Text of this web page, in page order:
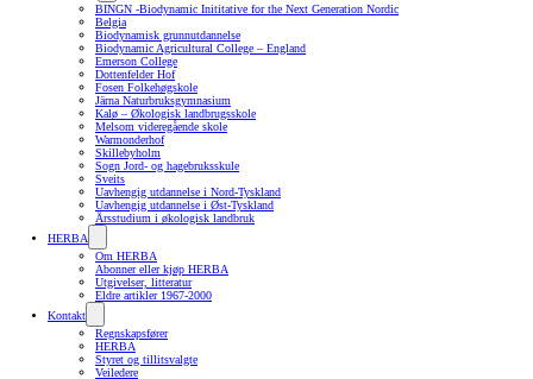
BINGN -Biodynamic Inititative for the Next Generation Nordic
Belgia
Biodynamisk grunnutdannelse
Biodynamic Agricultural College – England
Emerson College
Dottenfelder Hof
Fosen Folkehøgskole
Järna Naturbruksgymnasium
Kalø – Økologisk landbrugsskole
Melsom videregående skole
Warmonderhof
Skillebyholm
Sogn Jord- og hagebruksskule
Sveits
Uavhengig utdannelse i Nord-Tyskland
Uavhengig utdannelse i Øst-Tyskland
Årsstudium i økologisk landbruk
HERBA
Om HERBA
Abonner eller kjøp HERBA
Utgivelser, litteratur
Eldre artikler 1967-2000
Kontakt
Regnskapsfører
HERBA
Styret og tillitsvalgte
Veiledere